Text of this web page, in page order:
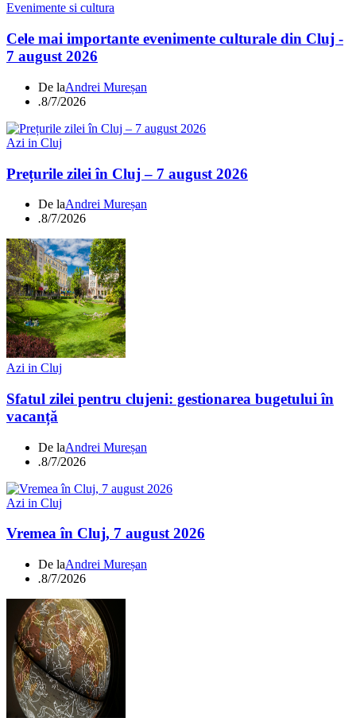
Evenimente si cultura
Cele mai importante evenimente culturale din Cluj -
7 august 2026
De laAndrei Mureșan
.8/7/2026
Azi in Cluj
Prețurile zilei în Cluj – 7 august 2026
De laAndrei Mureșan
.8/7/2026
Azi in Cluj
Sfatul zilei pentru clujeni: gestionarea bugetului în
vacanță
De laAndrei Mureșan
.8/7/2026
Azi in Cluj
Vremea în Cluj, 7 august 2026
De laAndrei Mureșan
.8/7/2026